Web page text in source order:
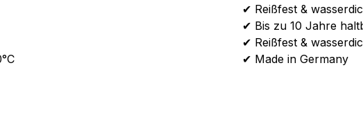
✔ Reißfest &
✔ Bis zu 10 Jahre
✔ Reißfest &
✔ Made in Germany